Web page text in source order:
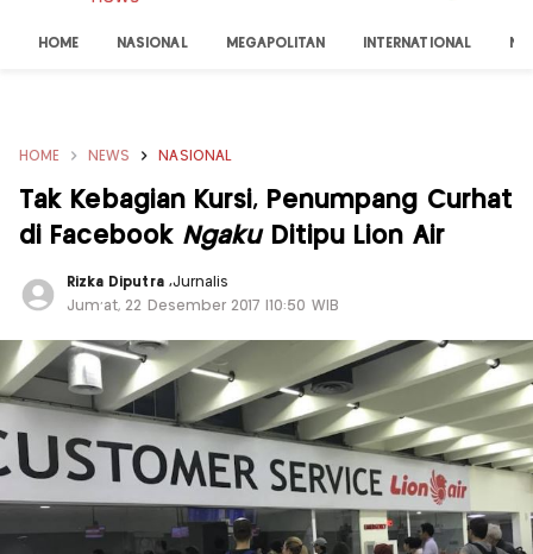
HOME NASIONAL MEGAPOLITAN INTERNATIONAL
HOME NEWS NASIONAL
Tak Kebagian Kursi, Penumpang Curhat
di Facebook NgakuDitipu Lion Air
Rizka Diputra ,Jurnalis
Jum'at, 22 Desember 2017 |10:50 WIB